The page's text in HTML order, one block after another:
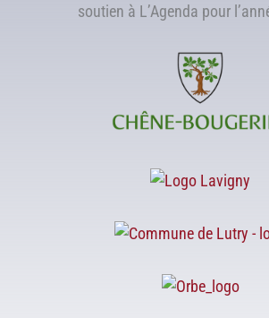
soutien à L’Agenda pour